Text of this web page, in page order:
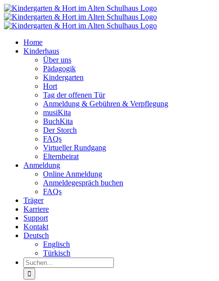
Zum
Inhalt
springen
Home
Kinderhaus
Über uns
Pädagogik
Kindergarten
Hort
Tag der offenen Tür
Anmeldung & Gebühren & Verpflegung
musiKita
BuchKita
Der Storch
FAQs
Virtueller Rundgang
Elternbeirat
Anmeldung
Online Anmeldung
Anmeldegespräch buchen
FAQs
Träger
Karriere
Support
Kontakt
Deutsch
Englisch
Türkisch
Suche
nach: